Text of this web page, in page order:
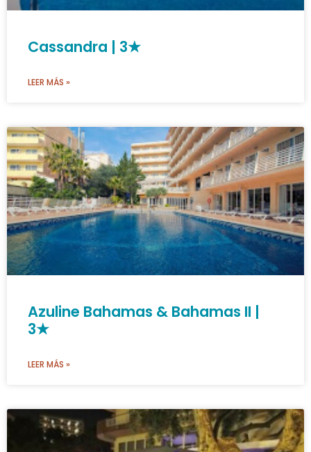
Cassandra | 3★
LEER MÁS »
Azuline Bahamas & Bahamas II |
3★
LEER MÁS »